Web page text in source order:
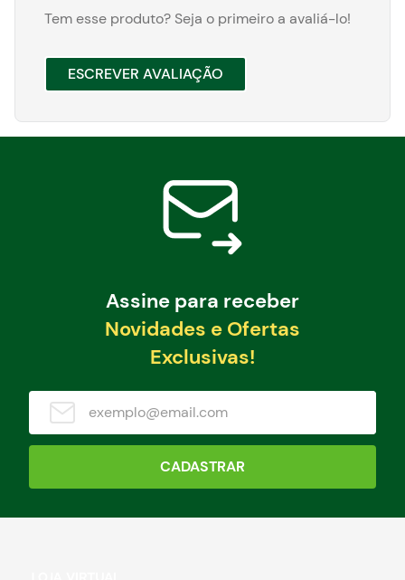
Tem esse produto? Seja o primeiro a avaliá-lo!
ESCREVER AVALIAÇÃO
Assine para receber
Novidades e Ofertas
Exclusivas!
CADASTRAR